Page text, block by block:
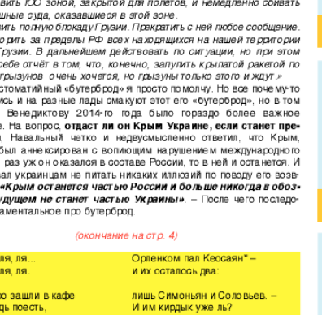
Ваша газета Вести
Восточная
Германия
Восточный
курьер
Дом и семья
Домашний
Европа экспресс Жасмин